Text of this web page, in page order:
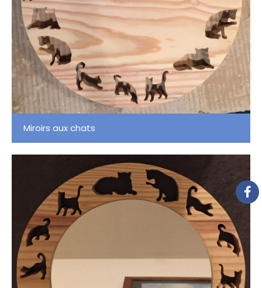
Miroirs aux chats